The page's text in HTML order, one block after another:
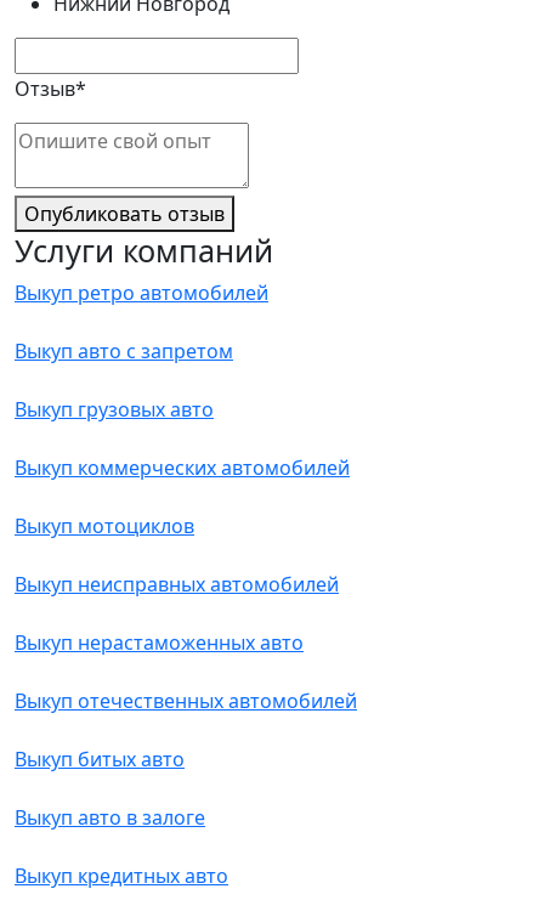
Отзыв*
Опубликовать отзыв
Услуги компаний
Выкуп ретро автомобилей
Выкуп авто с запретом
Выкуп грузовых авто
Выкуп коммерческих автомобилей
Выкуп мотоциклов
Выкуп неисправных автомобилей
Выкуп нерастаможенных авто
Выкуп отечественных автомобилей
Выкуп битых авто
Выкуп авто в залоге
Выкуп кредитных авто